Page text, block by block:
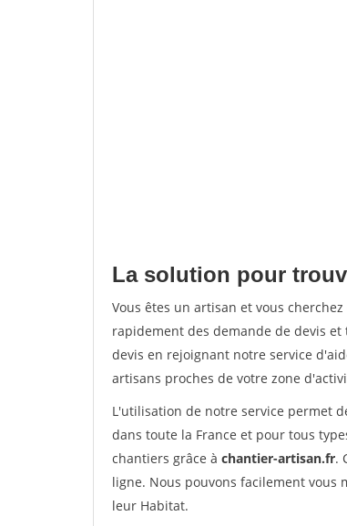
La solution pour
Vous êtes un artisan et vous
rapidement des demande de devis
devis en rejoignant notre service
artisans proches de votre zone
L'utilisation de notre service permet
dans toute la France et pour tous
chantiers grâce à chantier-artisan.fr.
ligne. Nous pouvons facilement
leur Habitat.